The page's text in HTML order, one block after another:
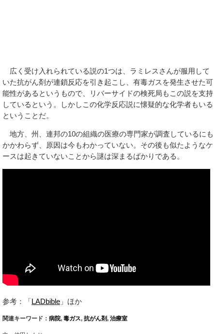
広く受け入れられている説の1つは、ラミレスさんが服用して
いた抗がん剤が連鎖反応を引き起こし、有毒ガスを発生させた可
能性があるというもので、リバーサイドの検死局もこの説を支持
しているという。しかしこの化学反応説に懐疑的な化学者もいる
ということだ。
地方、州、連邦の10の組織の医療の専門家が調査しているにも
かかわらず、原因は今もわかっていない。その後も似たようなケ
ースは起きていないことから謎は深まるばかりである。
参考：「LADbible 」ほか
関連キーワード： 病院, 毒ガス, 抗がん剤, 治療室